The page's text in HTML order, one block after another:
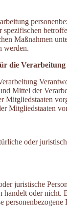
Maßnahmen
werden.
die
Mittel der
Mitgliedstaaten
Mitgliedstaaten
oder
juristische
oder nicht.